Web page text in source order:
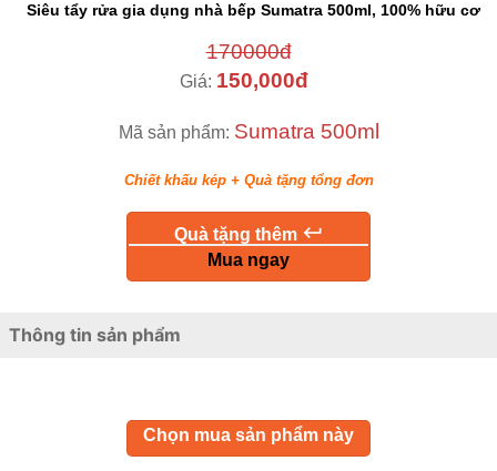
Siêu tẩy rửa gia dụng nhà bếp Sumatra 500ml, 100% hữu cơ
170000đ
Giá: 150,000đ
Mã sản phẩm: Sumatra 500ml
Chiết khấu kép + Quà tặng tổng đơn
Quà tặng thêm keyboard_return
Mua ngay
Thông tin sản phẩm
Chọn mua sản phẩm này